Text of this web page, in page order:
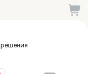
решения